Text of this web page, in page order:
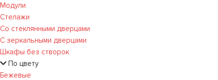
Модули
Стелажи
Со стеклянными дверцами
С зеркальными дверцами
Шкафы без створок
По цвету
Бежевые